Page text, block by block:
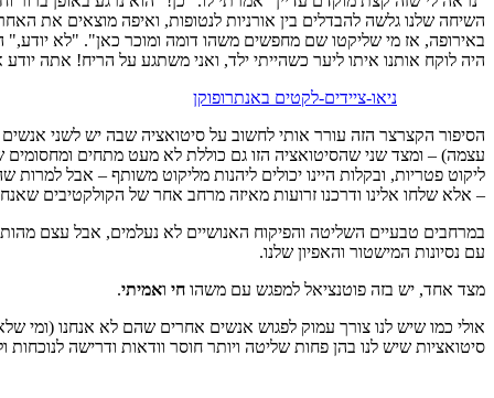
השיחה שלנו גלשה להבדלים בין אורניות לנטופות, ואיפה מוצאים את
באירופה, אז מי שליקטו שם מחפשים משהו דומה ומוכר כאן". "לא יודע,"
היה לוקח אותנו איתו ליער כשהייתי ילד, ואני משתגע על הריח! אתה
ניאו-ציידים-לקטים באנתרופוקן
הסיפור הקצרצר הזה עורר אותי לחשוב על סיטואציה שבה יש לשני
עצמה) – ומצד שני שהסיטואציה הזו גם כוללת לא מעט מתחים ומחסומים
ליקוט פטריות, ובקלות היינו יכולים ליהנות מליקוט משותף – אבל
– אלא שלחו אלינו ודרכנו זרועות מאיזה מרחב אחר של הקולקטיבים
במרחבים טבעיים השליטה והפיקוח האנושיים לא נעלמים, אבל עצם
עם נסיונות המישטור והאפיון שלנו.
מצד אחד, יש בזה פוטנציאל למפגש עם משהו חי ואמיתי.
אולי כמו שיש לנו צורך עמוק לפגוש אנשים אחרים שהם לא אנחנו (ומי
סיטואציות שיש לנו בהן פחות שליטה ויותר חוסר וודאות ודרישה